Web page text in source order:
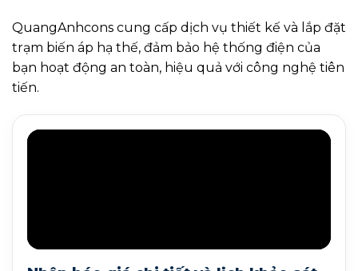
QuangAnhcons cung cấp dịch vụ thiết kế và lắp đặt
trạm biến áp hạ thế, đảm bảo hệ thống điện của
bạn hoạt động an toàn, hiệu quả với công nghệ tiên
tiến.